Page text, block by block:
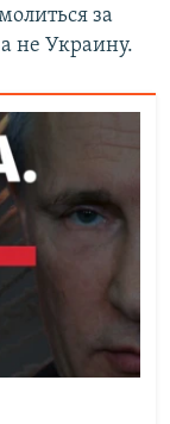
за
не Украину.